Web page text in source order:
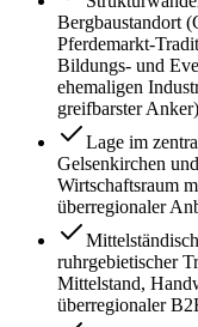
Bergbaustandort
Pferdemarkt-
Bildungs- und
ehemaligen
greifbarster Anker)
Lage im
Gelsenkirchen
Wirtschaftsraum
überregionaler
ruhrgebietischer
Mittelstand,
überregionaler